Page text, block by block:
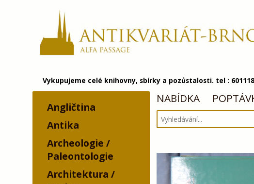
Vykupujeme celé knihovny, sbírky a pozůstalosti. tel :
Angličtina
Antika
Archeologie /
Paleontologie
Architektura /
NABÍDKA